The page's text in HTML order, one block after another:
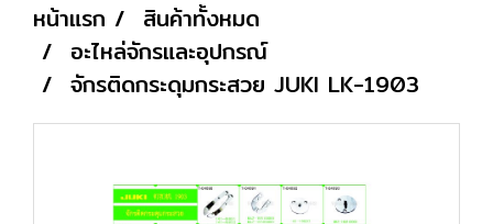
หน้าแรก
สินค้าทั้งหมด
อะไหล่จักรและอุปกรณ์
จักรติดกระดุมกระสวย JUKI LK-1903